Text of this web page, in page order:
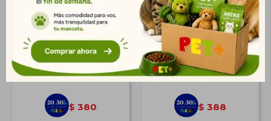
Shampoo Petever Forte
150 ml
$ 526
$ 380
Pipeta Dominal Max
Perro 25 a 40 kg
537
$ 388